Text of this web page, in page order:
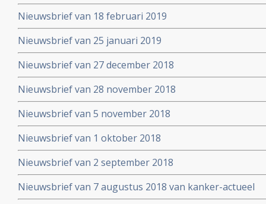
Nieuwsbrief van 18 februari 2019
Nieuwsbrief van 25 januari 2019
Nieuwsbrief van 27 december 2018
Nieuwsbrief van 28 november 2018
Nieuwsbrief van 5 november 2018
Nieuwsbrief van 1 oktober 2018
Nieuwsbrief van 2 september 2018
Nieuwsbrief van 7 augustus 2018 van kanker-actueel